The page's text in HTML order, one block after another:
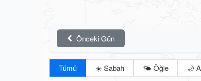
Önceki Gün
Tümü ☀️ Sabah 🌤️ Öğle 🌙